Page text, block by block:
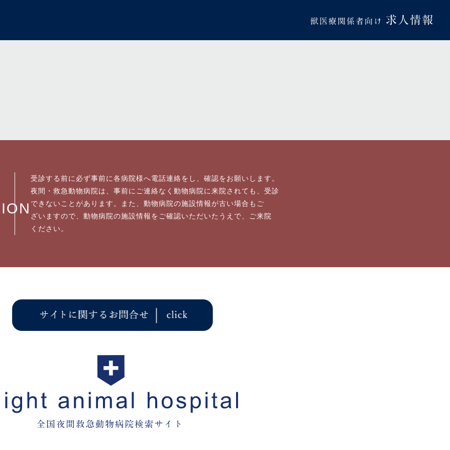
獣医療関係者向け 求人情報
受診する前に必ず事前に各病院様へ電話連絡をし、確認をお願いします。
夜間・救急動物病院は、事前にご連絡なく動物病院に来院されても、受診
できないことがあります。また、動物病院の施設情報が古い場合もご
ざいますので、 動物病院の施設情報をご確認いただいたうえで、ご来院
ください。